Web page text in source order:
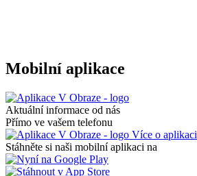
Mobilní aplikace
Aktuální informace od nás
Přímo ve vašem telefonu
Více o aplikaci
Stáhněte si naši mobilní aplikaci na